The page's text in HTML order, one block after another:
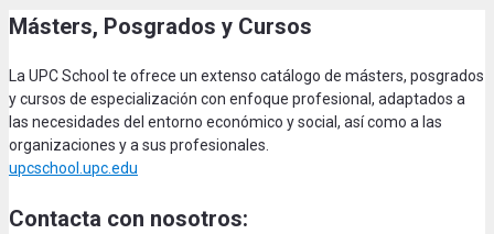
Másters, Posgrados y Cursos
La UPC School te ofrece un extenso catálogo de másters, posgrados
y cursos de especialización con enfoque profesional, adaptados a
las necesidades del entorno económico y social, así como a las
organizaciones y a sus profesionales.
upcschool.upc.edu
Contacta con nosotros: